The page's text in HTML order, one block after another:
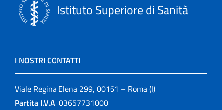
Istituto Superiore di Sanità
I NOSTRI CONTATTI
Viale Regina Elena 299, 00161 – Roma (I)
Partita I.V.A. 03657731000